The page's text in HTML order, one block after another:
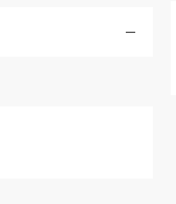
—